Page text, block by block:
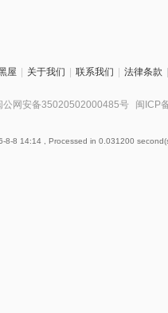
屋 关于我们 联系我们 法律条款
公网安备35020502000485号 闽ICP
8-8 14:14 , Processed in 0.031200